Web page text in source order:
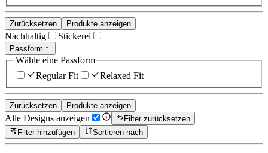
Zurücksetzen Produkte anzeigen
Nachhaltig Stickerei
Passform
Wähle eine Passform
Regular Fit
Relaxed Fit
Zurücksetzen Produkte anzeigen
Alle Designs anzeigen
Filter zurücksetzen
Filter hinzufügen
Sortieren nach